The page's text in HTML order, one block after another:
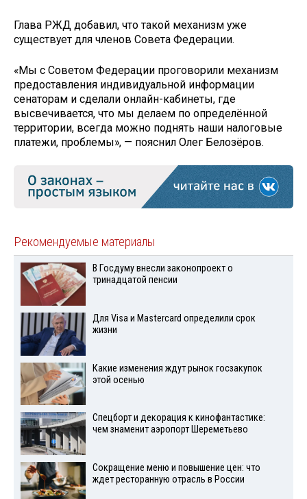
Глава РЖД добавил, что такой механизм уже
существует для членов Совета Федерации.
«Мы с Советом Федерации проговорили механизм
предоставления индивидуальной информации
сенаторам и сделали онлайн-кабинеты, где
высвечивается, что мы делаем по определённой
территории, всегда можно поднять наши налоговые
платежи, проблемы», — пояснил Олег Белозёров.
Рекомендуемые материалы
В Госдуму внесли законопроект о
тринадцатой пенсии
Для Visа и Mastercard определили срок
жизни
Какие изменения ждут рынок госзакупок
этой осенью
Спецборт и декорация к кинофантастике:
чем знаменит аэропорт Шереметьево
Сокращение меню и повышение цен: что
ждет ресторанную отрасль в России